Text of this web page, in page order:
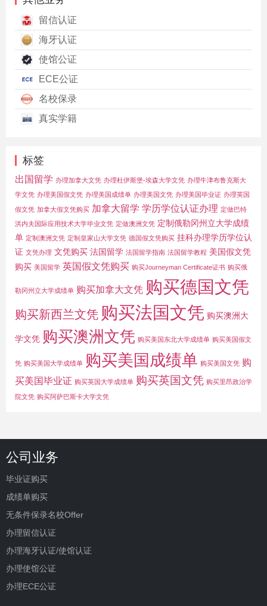
留信认证
海牙认证
使馆公证
ECE公证
名校保录
真实学籍
标签
出国留学 办理加拿大文凭 办理杜伊斯堡-埃森大学文凭 办理牛津布鲁克斯大
学文凭 办理美国假文凭 办理美国成绩单 办理美国文凭 办理美国毕业证 办理英国
假文凭 加拿大假文凭购买 加拿大留学 学历学位认证办理 定做巴特
洪内夫国际应用技术大学毕业文凭 定做澳洲文凭 定制俄勒冈州立大学成绩
单 定制澳洲文凭 定制皇家山大学文凭 德国假文凭购买 挂科办理学历学位认
证 文凭办理 文凭购买 法国留学 法国留学指南 法国留学教程 美国假文凭
购买 美国留学 英国假文凭购买 购买Journeyman Certificate证书 购买俄
勒冈州立大学成绩单 购买加拿大文凭 购买德国文凭
购买新西兰文凭 购买法国文凭 购买澳洲大
学文凭 购买澳洲文凭 购买美国东北大学成绩单 购买美国假文
凭 购买美国大学成绩单 购买美国成绩单 购买美国文凭 购
买美国毕业证 购买英国大学成绩单 购买英国文凭 购买里昂政治学
院文凭 购买阿萨巴斯卡大学文凭
公司业务
毕业证购买
成绩单购买
无条件保录名校Offer
办理留信认证
办理海牙认证/使馆认证
办理使馆公证
办理ECE公证